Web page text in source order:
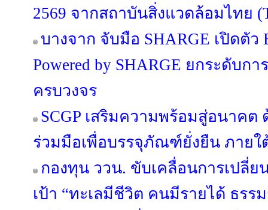
2569 จากสถาบันสิ่งแวดล้อมไทย
บางจาก จับมือ SHARGE เปิดตัว
Powered by SHARGE ยกระดับก
ครบวงจร
SCGP เสริมความพร้อมสู่อนาค
ร่วมมือเพื่อบรรจุภัณฑ์ยั่งยืน ภายใ
กองทุน ววน. ขับเคลื่อนการเปลี่
เป้า “ทะเลมีชีวิต คนมีรายได้ ธรร